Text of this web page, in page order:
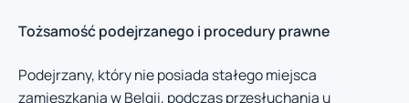
Tożsamość podejrzanego i procedury prawne
Podejrzany, który nie posiada stałego miejsca
zamieszkania w Belgii, podczas przesłuchania u